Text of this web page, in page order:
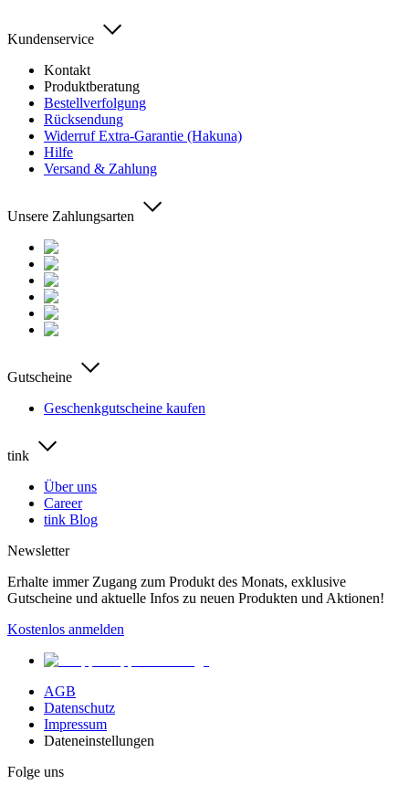
Kundenservice
Kontakt
Produktberatung
Bestellverfolgung
Rücksendung
Widerruf Extra-Garantie (Hakuna)
Hilfe
Versand & Zahlung
Unsere Zahlungsarten
Gutscheine
Geschenkgutscheine kaufen
tink
Über uns
Career
tink Blog
Newsletter
Erhalte immer Zugang zum Produkt des Monats, exklusive
Gutscheine und aktuelle Infos zu neuen Produkten und Aktionen!
Kostenlos anmelden
AGB
Datenschutz
Impressum
Dateneinstellungen
Folge uns